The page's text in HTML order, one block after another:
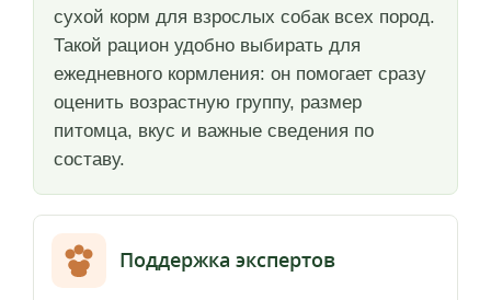
сухой корм для взрослых собак всех пород.
Такой рацион удобно выбирать для
ежедневного кормления: он помогает сразу
оценить возрастную группу, размер
питомца, вкус и важные сведения по
составу.
Поддержка экспертов